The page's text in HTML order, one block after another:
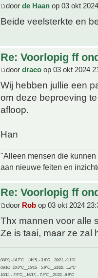
door de Haan op 03 okt
Beide veelsterkte en
Re: Voorlopig ff
door draco op 03 okt 2024
Wij hebben jullie een
om deze beproeving
afloop.
Han
"Alleen mensen die
aan nieuwe feiten en
Re: Voorlopig ff
door Rob op 03 okt 2024
Thx mannen voor alle
Ze is taai, maar ze zal
08/09, -14.7°C__14/15, - 3.6°C__20/21, -9.1°C
09/10, -10.0°C__15/16, - 5.9°C__21/22, -5.2°C
10/11, - 7.9°C__16/17, - 7.9°C__21/22, -6.9°C